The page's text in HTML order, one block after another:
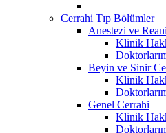
Cerrahi Tıp Bölümler
Anestezi ve
Klinik
Beyin ve Sinir
Klinik
Genel Cerrahi
Klinik